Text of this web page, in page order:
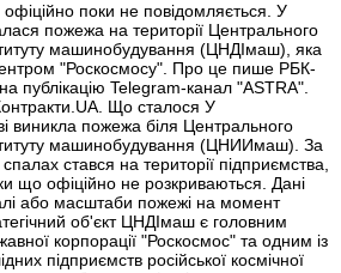
поки не повідомляється. У
пожежа на території Центрального
машинобудування (ЦНДІмаш), яка
"Роскосмосу". Про це пише РБК-
публікацію Telegram-канал "ASTRA".
Що сталося У
виникла пожежа біля Центрального
машинобудування (ЦНИИмаш). За
стався на території підприємства,
що офіційно не розкриваються. Дані
або масштаби пожежі на момент
об'єкт ЦНДІмаш є головним
корпорації "Роскосмос" та одним із
підприємств російської космічної